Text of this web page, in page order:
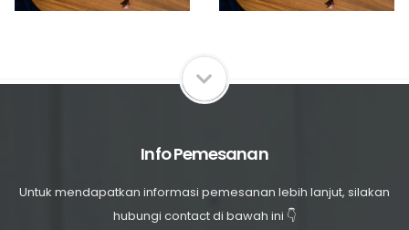
Info Pemesanan
Untuk mendapatkan informasi pemesanan lebih lanjut, silakan
hubungi contact di bawah ini 👇